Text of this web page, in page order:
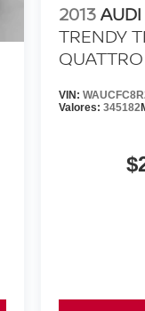
2013
TRENDY
QUATTRO
VIN:
Valores: 345182